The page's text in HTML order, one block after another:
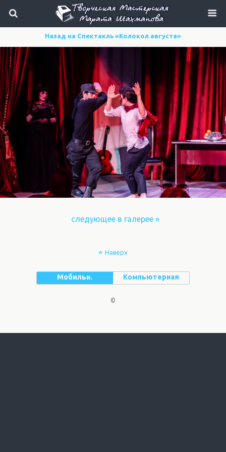
Назад на Спектакль «Колокол августа»
следующее в галерее »
Наверх
Мобильн. Компьютерная
©